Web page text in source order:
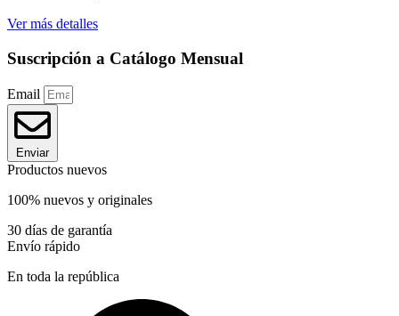
Ver más detalles
Suscripción a Catálogo Mensual
Email
Enviar
Productos nuevos
100% nuevos y originales
30 días de garantía
Envío rápido
En toda la república